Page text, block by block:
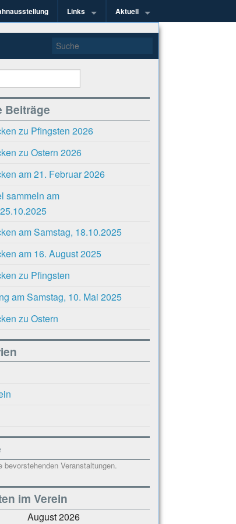
Links Aktuell
e.V.
Beiträge
zu Pfingsten 2026
zu Ostern 2026
am 21. Februar 2026
sammeln am
am Samstag, 18.10.2025
am 16. August 2025
zu Pfingsten
am Samstag, 10. Mai 2025
zu Ostern
bevorstehenden Veranstaltungen.
im Verein
August 2026